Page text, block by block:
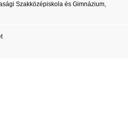
Szakközépiskola és Gimnázium,